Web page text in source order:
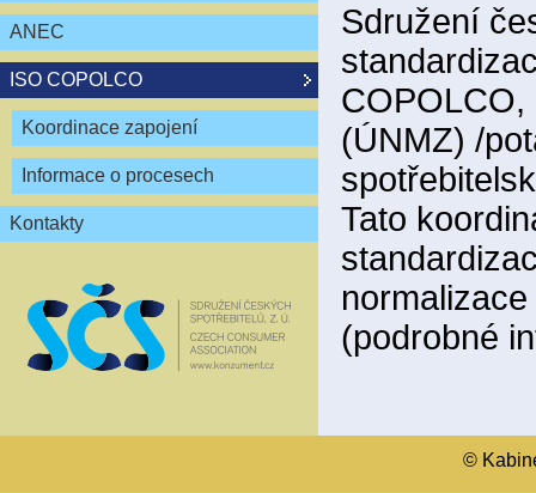
ANEC
ISO COPOLCO
Koordinace zapojení
Informace o procesech
Kontakty
Sdružení
(ÚNMZ) /
Tato
(podrobné
©